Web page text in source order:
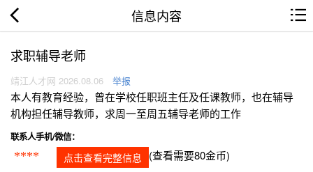
信息内容
求职辅导老师
靖江人才网 2026.08.06 举报
本人有教育经验，曾在学校任职班主任及任课教师，也在辅导
机构担任辅导教师，求周一至周五辅导老师的工作
联系人手机/微信：
**** 点击查看完整信息 (查看需要80金币)